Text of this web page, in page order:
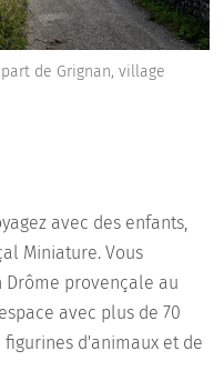
de Grignan, village
avec des enfants,
Miniature. Vous
provençale au
avec plus de 70
figurines d'animaux et de